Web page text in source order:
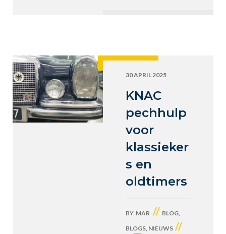
30 APRIL 2025
KNAC
pechhulp
voor
klassieker
s en
oldtimers
BY MAR // BLOG,
BLOGS, NIEUWS //